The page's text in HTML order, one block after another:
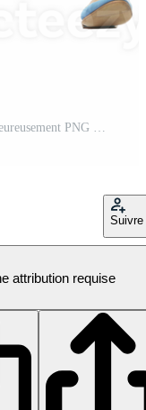
couple en marchant ensemble et souriant Heureusement PNG Pro
Suivre
attribution requise